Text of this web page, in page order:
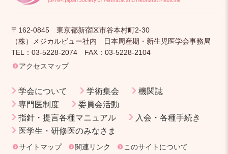
〒162-0845 東京都新宿区市谷本村町2-30
（株）メジカルビュー社内 日本周産期・新生児医学会事務局
TEL：03-5228-2074 FAX：03-5228-2104
アクセスマップ
学会について 学術集会
機関誌
専門医制度
委員会活動
指針・提言各種マニュアル
入会・各種手続き
医学生・研修医のみなさま
サイトマップ 関連リンク このサイトについて